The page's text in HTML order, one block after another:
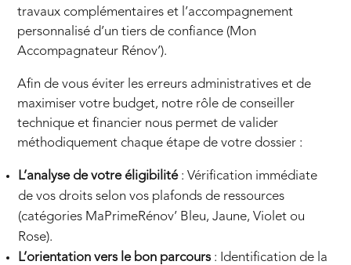
travaux complémentaires et l’accompagnement
personnalisé d’un tiers de confiance (Mon
Accompagnateur Rénov’).
Afin de vous éviter les erreurs administratives et de
maximiser votre budget, notre rôle de conseiller
technique et financier nous permet de valider
méthodiquement chaque étape de votre dossier :
L’analyse de votre éligibilité: Vérification immédiate
de vos droits selon vos plafonds de ressources
(catégories MaPrimeRénov’ Bleu, Jaune, Violet ou
Rose).
L’orientation vers le bon parcours : Identification de la